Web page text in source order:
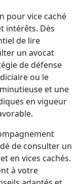
pour vice caché
intérêts. Dès
de lire
un avocat
de défense
ou le
et une
en vigueur
de consulter un
en vices cachés.
à votre